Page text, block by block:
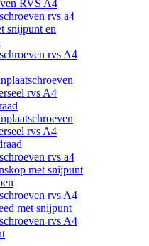
RVS A4
rvs a4
snijpunt en
rvs A4
rvs A4
rvs A4
rvs a4
met snijpunt
rvs A4
met snijpunt
rvs A4